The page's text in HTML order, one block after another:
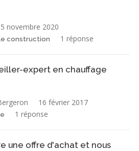
5 novembre 2020
construction 1 réponse
expert en chauffage
16 février 2017
1 réponse
une offre d'achat et nous